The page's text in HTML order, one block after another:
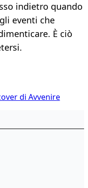
indietro quando
eventi che
È ciò
di Avvenire